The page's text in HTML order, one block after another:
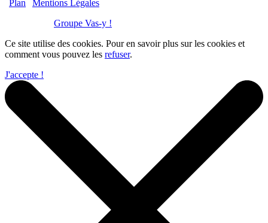
Plan
Mentions Légales
Groupe Vas-y !
Ce site utilise des cookies. Pour en savoir plus sur les cookies et
comment vous pouvez les refuser.
J'accepte !